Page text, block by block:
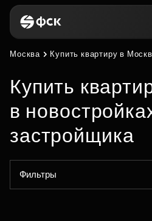
Москва Купить квартиру в
Купить
в
застройщика
Фильтры